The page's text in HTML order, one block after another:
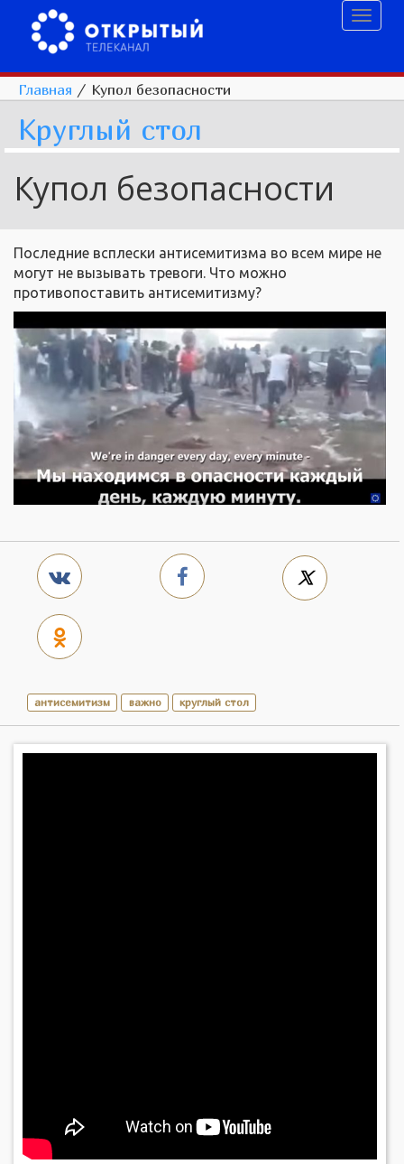
Главная / Купол безопасности
Круглый стол
Купол безопасности
Последние всплески антисемитизма во всем мире не
могут не вызывать тревоги. Что можно
противопоставить антисемитизму?
антисемитизм важно круглый стол